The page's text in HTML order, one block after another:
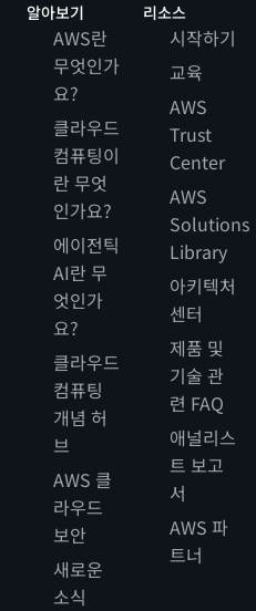
알아보기
AWS란
무엇인가
요?
클라우드
컴퓨팅이
란 무엇
인가요?
에이전틱
AI란 무
엇인가
요?
클라우드
컴퓨팅
개념 허
브
AWS 클
라우드
보안
새로운
소식
리소스
시작하기
교육
AWS
Trust
Center
AWS
Solutions
Library
아키텍처
센터
제품 및
기술 관
련 FAQ
애널리스
트 보고
서
AWS 파
트너